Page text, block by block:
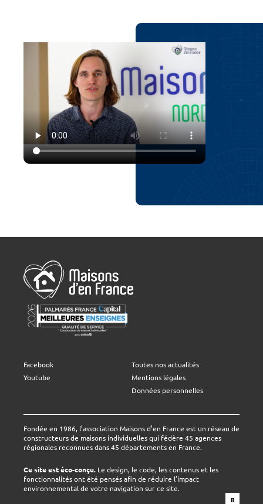
Facebook
Youtube
Toutes nos actualités
Mentions légales
Données personnelles
Fondée en 1986, l’association Maisons d’en France est un réseau de
constructeurs de maisons individuelles qui fédère 45 agences
régionales reconnues dans 45 départements en France.
Ce site est éco-conçu. Le design, le code, les contenus et les
fonctionnalités ont été pensés afin de réduire l’impact
environnemental de votre navigation sur ce site.